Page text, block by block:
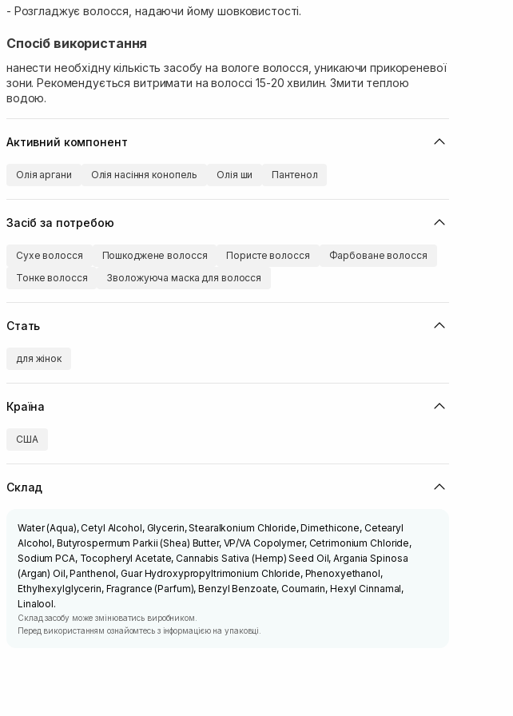
- Розгладжує волосся, надаючи йому шовковистості.
Спосіб використання
нанести необхідну кількість засобу на вологе волосся, уникаючи прикореневої
зони. Рекомендується витримати на волоссі 15-20 хвилин. Змити теплою
водою.
Активний компонент
Олія аргани Олія насіння конопель Олія ши Пантенол
Засіб за потребою
Сухе волосся Пошкоджене волосся Пористе волосся
Фарбоване волосся
Тонке волосся
Зволожуюча маска для волосся
Стать
для жінок
Країна
США
Склад
Water (Aqua), Cetyl Alcohol, Glycerin, Stearalkonium Chloride, Dimethicone, Cetearyl
Alcohol, Butyrospermum Parkii (Shea) Butter, VP/VA Copolymer, Cetrimonium Chloride,
Sodium PCA, Tocopheryl Acetate, Cannabis Sativa (Hemp) Seed Oil, Argania Spinosa
(Argan) Oil, Panthenol, Guar Hydroxypropyltrimonium Chloride, Phenoxyethanol,
Ethylhexylglycerin, Fragrance (Parfum), Benzyl Benzoate, Coumarin, Hexyl Cinnamal,
Linalool.
Склад засобу може змінюватись виробником.
Перед використанням ознайомтесь з інформацією на упаковці.